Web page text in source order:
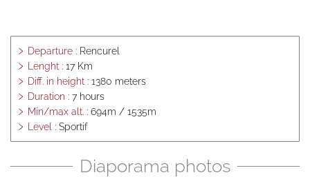
Ski touring
Sledge
Picture album
The gîte
Spring, summer,
fall
Winter
Departure : Rencurel
Lenght : 17 Km
Diff. in height : 1380 meters
Duration : 7 hours
Min/max alt. : 694m / 1535m
Level : Sportif
Diaporama photos